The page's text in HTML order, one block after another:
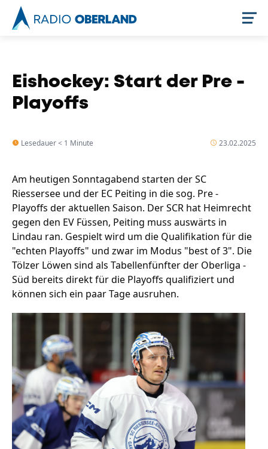
Newsreader
Unternehmen
Das geheime Geräusch
Wandern
Fotobox
Amphibienschutz
Team
Programm
Service
Nachgehört
Handwerker
Eishockey: Start der Pre -
Playoffs
Lesedauer < 1 Minute 23.02.2025
Am heutigen Sonntagabend starten der SC
Riessersee und der EC Peiting in die sog. Pre -
Playoffs der aktuellen Saison. Der SCR hat Heimrecht
gegen den EV Füssen, Peiting muss auswärts in
Lindau ran. Gespielt wird um die Qualifikation für die
"echten Playoffs" und zwar im Modus "best of 3". Die
Tölzer Löwen sind als Tabellenfünfter der Oberliga -
Süd bereits direkt für die Playoffs qualifiziert und
können sich ein paar Tage ausruhen.